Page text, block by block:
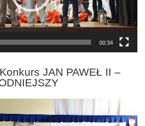
00:34
JAN PAWEŁ II –